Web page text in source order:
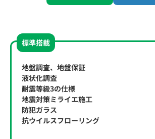
標準搭載
地盤調査、地盤保証
液状化調査
耐震等級3の仕様
地震対策ミライエ施工
防犯ガラス
抗ウイルスフローリング